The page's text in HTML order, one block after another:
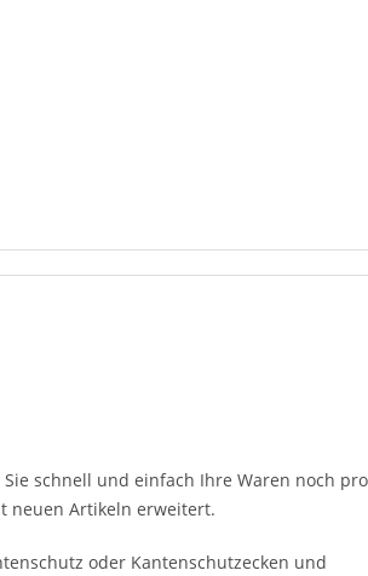
schnell und einfach Ihre Waren noch
neuen Artikeln erweitert.
oder Kantenschutzecken und